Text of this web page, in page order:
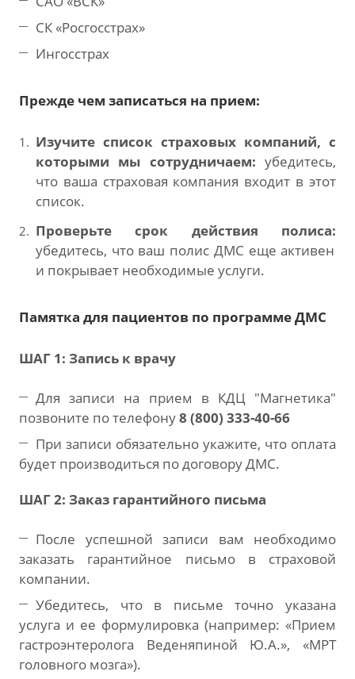
СК «Росгосстрах»
Ингосстрах
Прежде чем записаться на прием:
Изучите список страховых компаний, с
которыми мы сотрудничаем: убедитесь,
что ваша страховая компания входит в этот
список.
Проверьте срок действия полиса:
убедитесь, что ваш полис ДМС еще активен
и покрывает необходимые услуги.
Памятка для пациентов по программе ДМС
ШАГ 1: Запись к врачу
Для записи на прием в КДЦ "Магнетика"
позвоните по телефону8 (800) 333-40-66
При записи обязательно укажите, что оплата
будет производиться по договору ДМС.
ШАГ 2: Заказ гарантийного письма
После успешной записи вам необходимо
заказать гарантийное письмо в страховой
компании.
Убедитесь, что в письме точно указана
услуга и ее формулировка (например: «Прием
гастроэнтеролога Веденяпиной Ю.А.», «МРТ
головного мозга»).